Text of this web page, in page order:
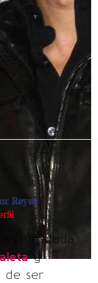
Reyes
sin duda,
y
de ser